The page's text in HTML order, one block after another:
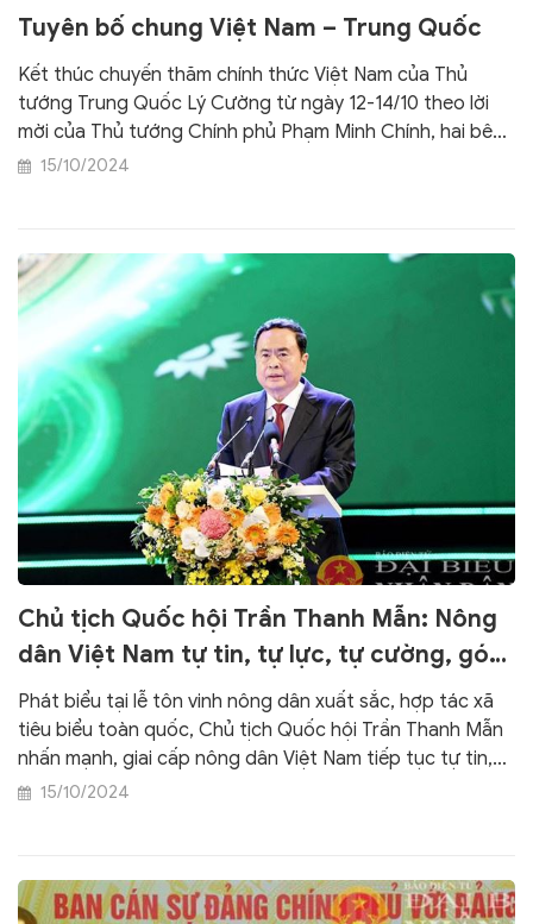
Tuyên bố chung Việt Nam – Trung Quốc
Kết thúc chuyến thăm chính thức Việt Nam của Thủ
tướng Trung Quốc Lý Cường từ ngày 12-14/10 theo lời
mời của Thủ tướng Chính phủ Phạm Minh Chính, hai bên
đã ra "Tuyên bố chung giữa nước Cộng hòa xã hội chủ
15/10/2024
Chủ tịch Quốc hội Trần Thanh Mẫn: Nông
dân Việt Nam tự tin, tự lực, tự cường, góp
phần đưa đất nước vào kỷ nguyên mới
Phát biểu tại lễ tôn vinh nông dân xuất sắc, hợp tác xã
tiêu biểu toàn quốc, Chủ tịch Quốc hội Trần Thanh Mẫn
nhấn mạnh, giai cấp nông dân Việt Nam tiếp tục tự tin,
tự lực, tự cường, chủ động, sáng tạo, góp phần tích cực
15/10/2024